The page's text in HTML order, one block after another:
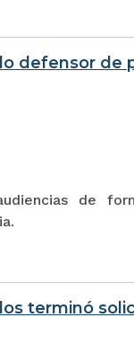
defensor de
de
terminó